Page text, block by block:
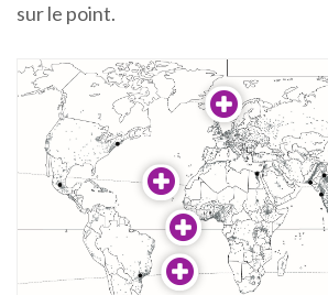
sur le point.